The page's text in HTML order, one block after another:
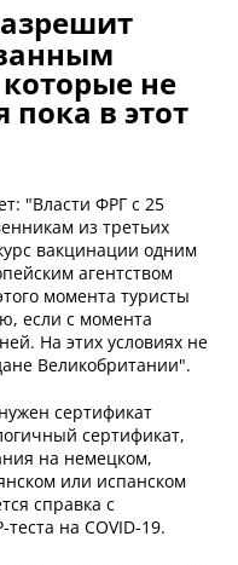
не
пока в этот
"Власти ФРГ с 25
из третьих
вакцинации одним
агентством
момента туристы
если с момента
На этих условиях не
Великобритании".
сертификат
сертификат,
на немецком,
или испанском
справка с
на COVID-19.